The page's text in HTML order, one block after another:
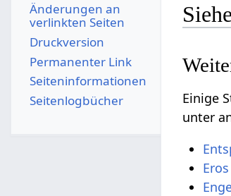
Einige
unter
Änderungen an
verlinkten Seiten
Druckversion
Permanenter Link
Seiten­­informationen
Seitenlogbücher